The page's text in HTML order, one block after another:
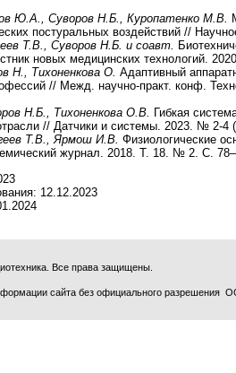
Ю.А., Суворов Н.Б., Куропатенко М.В.
постуральных воздействий //
Т.В., Суворов Н.Б. и соавт.
новых медицинских технологий.
Н., Тихоненкова О. Адаптивный
// Межд. научно-практ. конф.
Н.Б., Тихоненкова О.В. Гибкая
// Датчики и системы. 2023. № 2-4
Т.В., Ярмош И.В. Физиологические
журнал. 2018. Т. 18. № 2. С.
12.12.2023
Все права защищены.
сайта без официального разрешения